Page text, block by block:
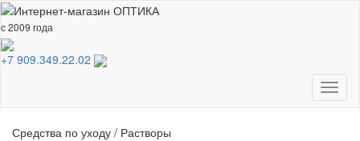
с 2009 года
+7 909.349.22.02
Средства по уходу / Растворы